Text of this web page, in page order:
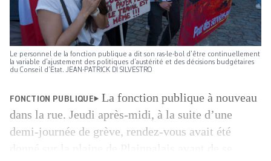
Le personnel de la fonction publique a dit son ras-le-bol d’être continuellement
la variable d’ajustement des politiques d’austérité et des décisions budgétaires
du Conseil d’Etat. JEAN-PATRICK DI SILVESTRO
FONCTION PUBLIQUE
La fonction publique à nouveau
dans la rue. Jeudi après-midi, à la suite d’une
demi-journée de grève, rendez-vous avait été